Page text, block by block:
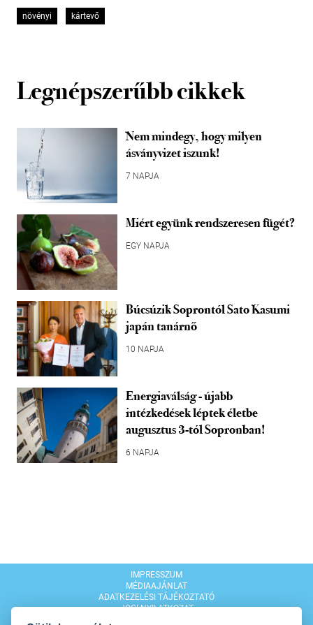
növényi kártevő
Legnépszerűbb cikkek
Nem mindegy, hogy milyen
ásványvizet iszunk!
7 NAPJA
Miért együnk rendszeresen fügét?
EGY NAPJA
Búcsúzik Soprontól Sato Kasumi
japán tanárnő
10 NAPJA
Energiaválság - újabb
intézkedések léptek életbe
augusztus 3-tól Sopronban!
6 NAPJA
IMPRESSZUM
MÉDIAAJÁNLAT
ADATKEZELÉSI TÁJÉKOZTATÓ
JOGI NYILATKOZAT